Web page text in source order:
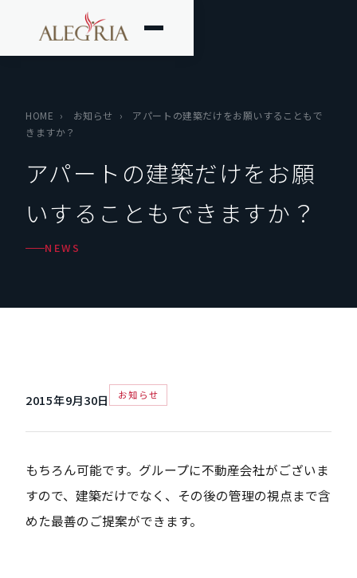
HOME › お知らせ ›
アパートの建築だけをお願いすることもで
きますか？
アパートの建築だけをお願
いすることもできますか？
NEWS
2015年9月30日 お知らせ
もちろん可能です。グループに不動産会社がございま
すので、建築だけでなく、その後の管理の視点まで含
めた最善のご提案ができます。